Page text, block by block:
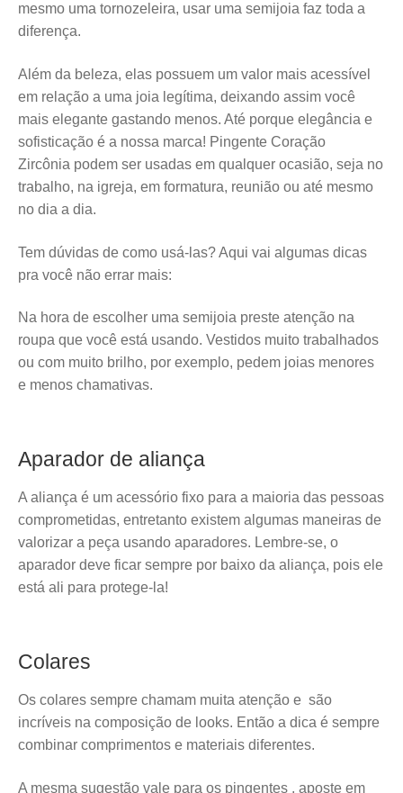
mesmo uma tornozeleira, usar uma semijoia faz toda a
diferença.
Além da beleza, elas possuem um valor mais acessível
em relação a uma joia legítima, deixando assim você
mais elegante gastando menos. Até porque elegância e
sofisticação é a nossa marca! Pingente Coração
Zircônia podem ser usadas em qualquer ocasião, seja no
trabalho, na igreja, em formatura, reunião ou até mesmo
no dia a dia.
Tem dúvidas de como usá-las? Aqui vai algumas dicas
pra você não errar mais:
Na hora de escolher uma semijoia preste atenção na
roupa que você está usando. Vestidos muito trabalhados
ou com muito brilho, por exemplo, pedem joias menores
e menos chamativas.
Aparador de aliança
A aliança é um acessório fixo para a maioria das pessoas
comprometidas, entretanto existem algumas maneiras de
valorizar a peça usando aparadores. Lembre-se, o
aparador deve ficar sempre por baixo da aliança, pois ele
está ali para protege-la!
Colares
Os colares sempre chamam muita atenção e são
incríveis na composição de looks. Então a dica é sempre
combinar comprimentos e materiais diferentes.
A mesma sugestão vale para os pingentes , aposte em